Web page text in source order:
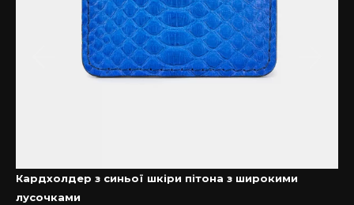
Кардхолдер з синьої шкіри пітона з широкими
лусочками